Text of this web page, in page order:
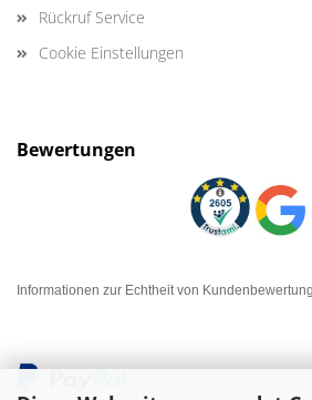
Rückruf Service
Cookie Einstellungen
Bewertungen
Informationen zur Echtheit von